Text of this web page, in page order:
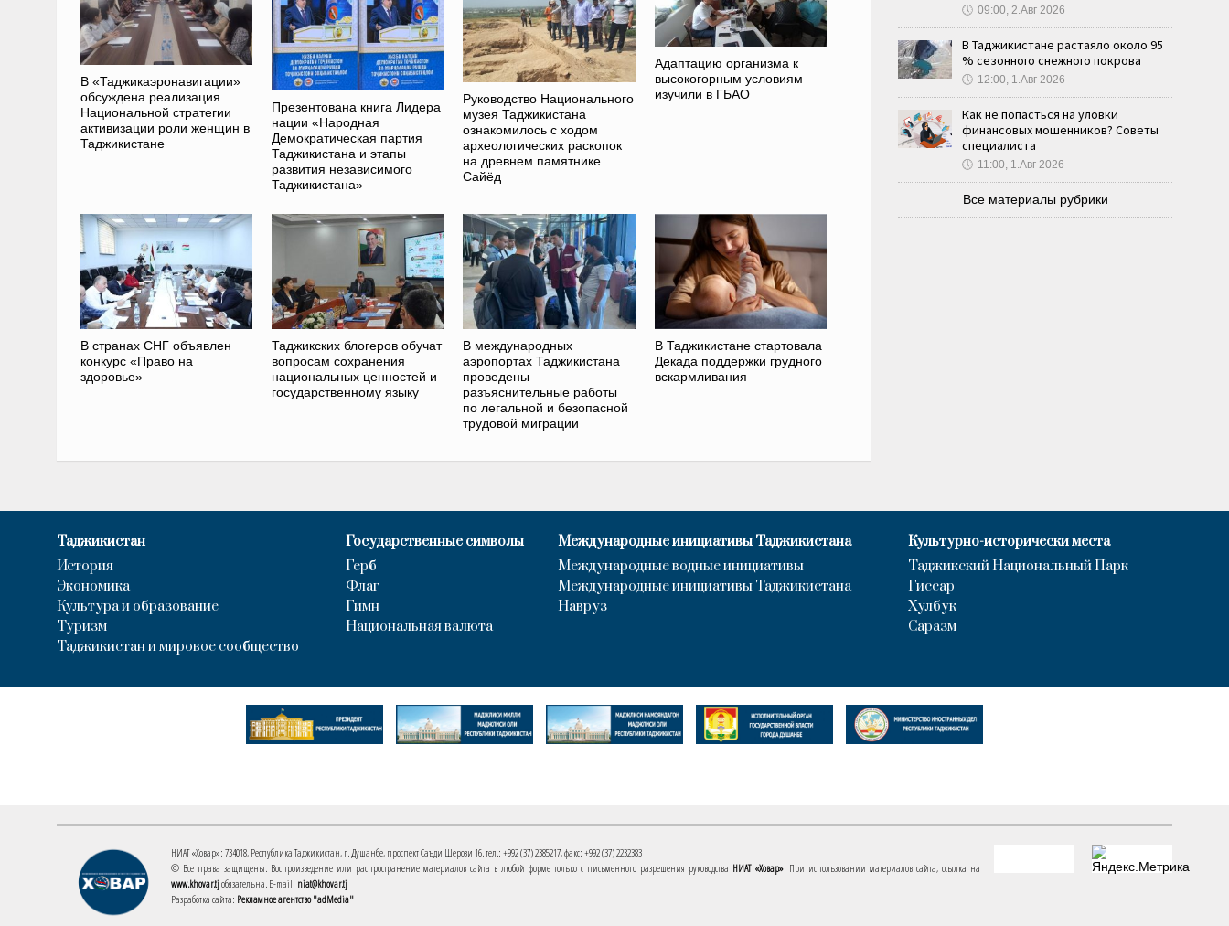
В «Таджикаэронавигации»
обсуждена реализация
Национальной стратегии
активизации роли женщин в
Таджикистане
Презентована книга Лидера
нации «Народная
Демократическая партия
Таджикистана и этапы
развития независимого
Таджикистана»
Руководство Национального
музея Таджикистана
ознакомилось с ходом
археологических раскопок
на древнем памятнике
Сайёд
Адаптацию организма к
высокогорным условиям
изучили в ГБАО
В странах СНГ объявлен
конкурс «Право на
здоровье»
Таджикских блогеров обучат
вопросам сохранения
национальных ценностей и
государственному языку
В международных
аэропортах Таджикистана
проведены
разъяснительные работы
по легальной и безопасной
трудовой миграции
В Таджикистане стартовала
Декада поддержки грудного
вскармливания
🕔 09:00, 2.Авг 2026
В Таджикистане растаяло около 95
% сезонного снежного покрова
🕔 12:00, 1.Авг 2026
Как не попасться на уловки
финансовых мошенников? Советы
специалиста
🕔 11:00, 1.Авг 2026
Все материалы рубрики
Таджикистан
История
Экономика
Культура и образование
Туризм
Таджикистан и мировое сообщество
Государственные символы
Герб
Флаг
Гимн
Национальная валюта
Международные инициативы Таджикистана
Международные водные инициативы
Международные инициативы Таджикистана
Навруз
Культурно-исторически места
Таджикский Национальный Парк
Гиссар
Хулбук
Саразм
НИАТ «Ховар»: 734018, Республика Таджикистан, г. Душанбе, проспект Саъди Шерози 16. тел.: +992 (37) 2385217, факс: +992 (37) 2232383
© Все права защищены. Воспроизведение или распространение материалов сайта в любой форме только с письменного разрешения руководства НИАТ «Ховар» . При использовании материалов сайта, ссылка на
www.khovar.tjобязательна. E-mail: niat@khovar.tj
Разработка сайта: Рекламное агентство "adMedia"